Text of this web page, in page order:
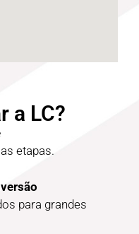
a LC?
etapas.
para grandes